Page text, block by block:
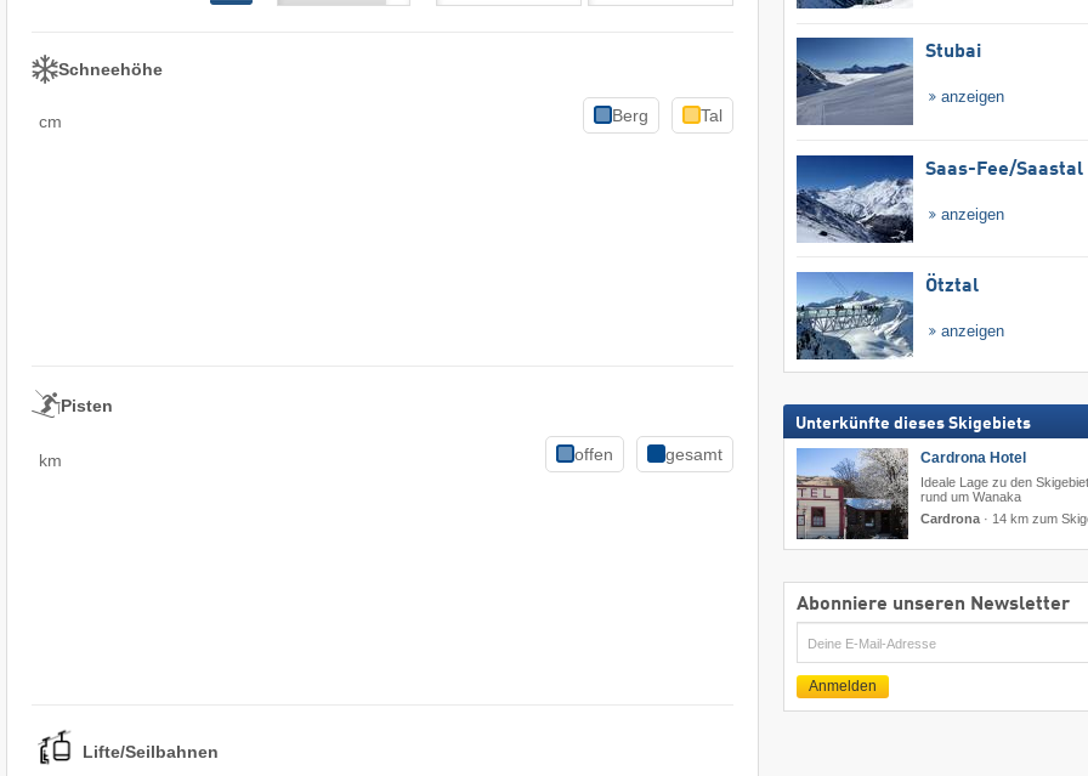
Schneehöhe
cm Berg Tal
Pisten
km offen gesamt
Lifte/Seilbahnen
Stubai
anzeigen
Saas-Fee/​Saastal
anzeigen
Ötztal
anzeigen
Unterkünfte dieses Skigebiets
Cardrona Hotel
Ideale Lage zu den
rund um Wanaka
Cardrona· 14 km zum
Abonniere unseren Newsletter
E-
Mail
Anmelden